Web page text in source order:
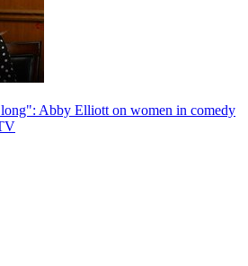
Abby Elliott on women in comedy